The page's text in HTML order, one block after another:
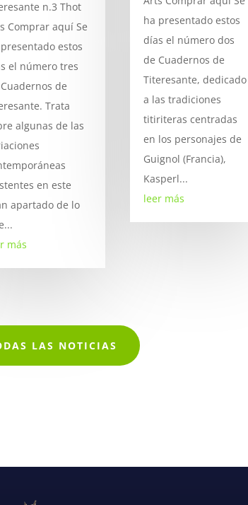
n.3 Thot
Comprar aquí Se
estos
el número tres
de
Trata
algunas de las
en este
apartado de lo
más
ha presentado estos
días el número dos
de Cuadernos de
Titeresante, dedicado
a las tradiciones
titiriteras centradas
en los personajes de
Guignol (Francia),
Kasperl...
leer más
LAS NOTICIAS